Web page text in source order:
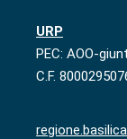
URP
PEC: AOO-
C.F.